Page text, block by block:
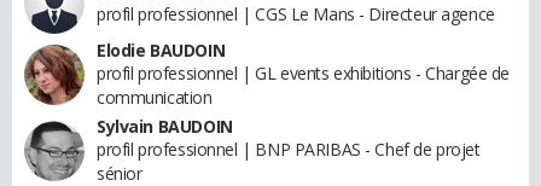
profil professionnel | CGS Le Mans - Directeur agence
Elodie BAUDOIN
profil professionnel | GL events exhibitions - Chargée de
communication
Sylvain BAUDOIN
profil professionnel | BNP PARIBAS - Chef de projet
sénior